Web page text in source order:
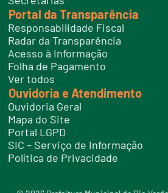
Portal da Transparência
Responsabilidade Fiscal
Radar da Transparência
Acesso à Informação
Folha de Pagamento
Ver todos
Ouvidoria e Atendimento
Ouvidoria Geral
Mapa do Site
Portal LGPD
SIC – Serviço de Informação
Política de Privacidade